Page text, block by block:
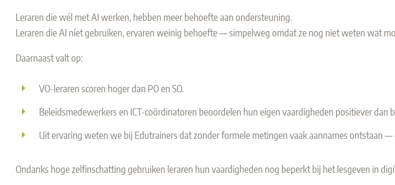
Leraren die wél met AI werken, hebben meer behoefte aan ondersteuning.
Leraren die AI níet gebruiken, ervaren weinig behoefte — simpelweg omdat ze nog niet weten wat
Daarnaast valt op:
VO-leraren scoren hoger dan PO en SO.
Beleidsmedewerkers en ICT-coördinatoren beoordelen hun eigen vaardigheden positiever dan
Uit ervaring weten we bij Edutrainers dat zonder formele metingen vaak aannames ontstaan —
Ondanks hoge zelfinschatting gebruiken leraren hun vaardigheden nog beperkt bij het lesgeven in